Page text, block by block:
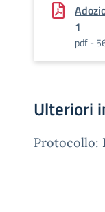
1
pdf -
Ulteriori
Protocollo: